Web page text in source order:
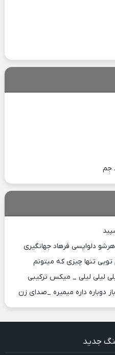
جم
دلواپسی فرهاد جهانگیری
تویی تنها چیزی که میتونم
لیلی لیلی _ میکس ترکیبی
دوباره داره میمیره _صدای زن
جدید